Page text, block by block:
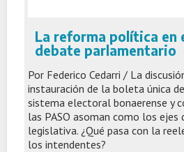
La reforma política en
debate parlamentario
Por Federico Cedarri / La
instauración de la boleta única
sistema electoral bonaerense y
las PASO asoman como los ejes
legislativa. ¿Qué pasa con la
los intendentes?